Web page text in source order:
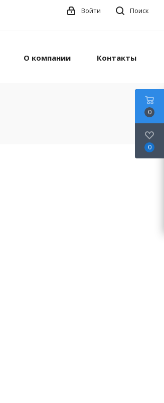
Поиск
Войти
О компании Контакты
0
0